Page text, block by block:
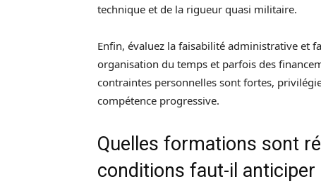
technique et de la rigueur quasi militaire.
Enfin, évaluez la faisabilité administrative et
organisation du temps et parfois des
contraintes personnelles sont fortes,
compétence progressive.
Quelles formations sont
conditions faut-il anticiper